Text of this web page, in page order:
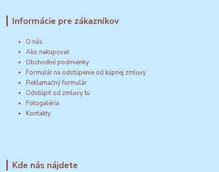
Informácie pre zákazníkov
O nás
Ako nakupovať
Obchodné podmienky
Formulár na odstúpenie od kúpnej zmluvy
Reklamačný formulár
Odstúpiť od zmluvy tu
Fotogaléria
Kontakty
Kde nás nájdete